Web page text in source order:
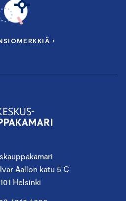
Aallon katu 5 C
Helsinki
›